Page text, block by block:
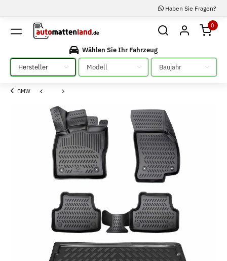
Haben Sie Fragen?
0
Wählen Sie Ihr Fahrzeug
Bitte auswählen
Bitte auswählen Bitte auswählen
BMW